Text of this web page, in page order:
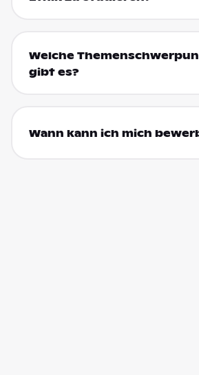
Welche
gibt es?
Wann kann ich mich